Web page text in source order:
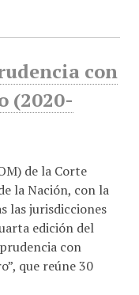
con
(2020-
de la Corte
la Nación, con la
las jurisdicciones
edición del
con
que reúne 30